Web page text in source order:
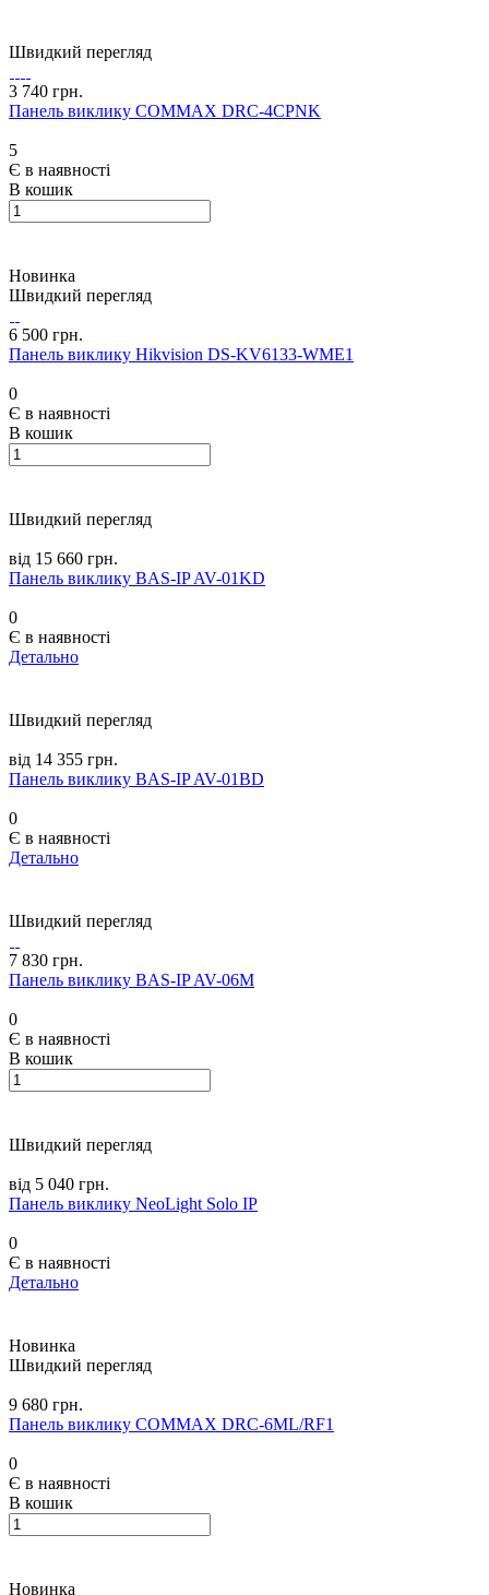
Швидкий перегляд
3 740 грн.
Панель виклику COMMAX DRC-4CPNK
5
Є в наявності
В кошик
Новинка
Швидкий перегляд
6 500 грн.
Панель виклику Hikvision DS-KV6133-WME1
0
Є в наявності
В кошик
Швидкий перегляд
від 15 660 грн.
Панель виклику BAS-IP AV-01KD
0
Є в наявності
Детально
Швидкий перегляд
від 14 355 грн.
Панель виклику BAS-IP AV-01BD
0
Є в наявності
Детально
Швидкий перегляд
7 830 грн.
Панель виклику BAS-IP AV-06M
0
Є в наявності
В кошик
Швидкий перегляд
від 5 040 грн.
Панель виклику NeoLight Solo IP
0
Є в наявності
Детально
Новинка
Швидкий перегляд
9 680 грн.
Панель виклику COMMAX DRC-6ML/RF1
0
Є в наявності
В кошик
Новинка